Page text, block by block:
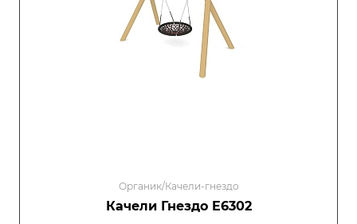
Органик/Качели-гнездо
Качели Гнездо E6302